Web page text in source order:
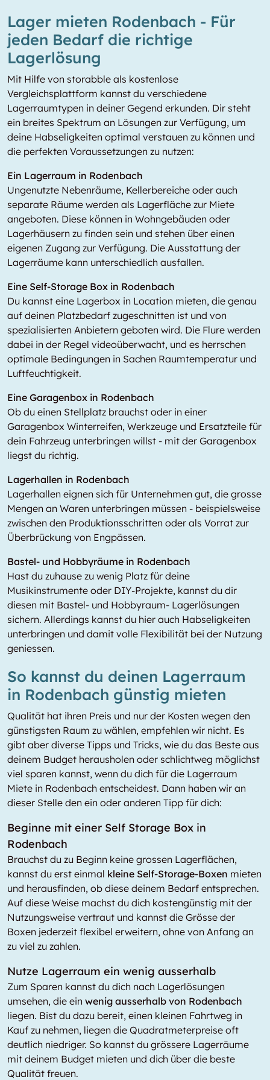
Lager mieten Rodenbach - Für
jeden Bedarf die richtige
Lagerlösung
Mit Hilfe von storabble als kostenlose
Vergleichsplattform kannst du verschiedene
Lagerraumtypen in deiner Gegend erkunden. Dir steht
ein breites Spektrum an Lösungen zur Verfügung, um
deine Habseligkeiten optimal verstauen zu können und
die perfekten Voraussetzungen zu nutzen:
Ein Lagerraum in Rodenbach
Ungenutzte Nebenräume, Kellerbereiche oder auch
separate Räume werden als Lagerfläche zur Miete
angeboten. Diese können in Wohngebäuden oder
Lagerhäusern zu finden sein und stehen über einen
eigenen Zugang zur Verfügung. Die Ausstattung der
Lagerräume kann unterschiedlich ausfallen.
Eine Self-Storage Box in Rodenbach
Du kannst eine Lagerbox in Location mieten, die genau
auf deinen Platzbedarf zugeschnitten ist und von
spezialisierten Anbietern geboten wird. Die Flure werden
dabei in der Regel videoüberwacht, und es herrschen
optimale Bedingungen in Sachen Raumtemperatur und
Luftfeuchtigkeit.
Eine Garagenbox in Rodenbach
Ob du einen Stellplatz brauchst oder in einer
Garagenbox Winterreifen, Werkzeuge und Ersatzteile für
dein Fahrzeug unterbringen willst - mit der Garagenbox
liegst du richtig.
Lagerhallen in Rodenbach
Lagerhallen eignen sich für Unternehmen gut, die grosse
Mengen an Waren unterbringen müssen - beispielsweise
zwischen den Produktionsschritten oder als Vorrat zur
Überbrückung von Engpässen.
Bastel- und Hobbyräume in Rodenbach
Hast du zuhause zu wenig Platz für deine
Musikinstrumente oder DIY-Projekte, kannst du dir
diesen mit Bastel- und Hobbyraum- Lagerlösungen
sichern. Allerdings kannst du hier auch Habseligkeiten
unterbringen und damit volle Flexibilität bei der Nutzung
geniessen.
So kannst du deinen Lagerraum
in Rodenbach günstig mieten
Qualität hat ihren Preis und nur der Kosten wegen den
günstigsten Raum zu wählen, empfehlen wir nicht. Es
gibt aber diverse Tipps und Tricks, wie du das Beste aus
deinem Budget herausholen oder schlichtweg möglichst
viel sparen kannst, wenn du dich für die Lagerraum
Miete in Rodenbach entscheidest. Dann haben wir an
dieser Stelle den ein oder anderen Tipp für dich:
Beginne mit einer Self Storage Box in
Rodenbach
Brauchst du zu Beginn keine grossen Lagerflächen,
kannst du erst einmal kleine Self-Storage-Boxen mieten
und herausfinden, ob diese deinem Bedarf entsprechen.
Auf diese Weise machst du dich kostengünstig mit der
Nutzungsweise vertraut und kannst die Grösse der
Boxen jederzeit flexibel erweitern, ohne von Anfang an
zu viel zu zahlen.
Nutze Lagerraum ein wenig ausserhalb
Zum Sparen kannst du dich nach Lagerlösungen
umsehen, die ein wenig ausserhalb von Rodenbach
liegen. Bist du dazu bereit, einen kleinen Fahrtweg in
Kauf zu nehmen, liegen die Quadratmeterpreise oft
deutlich niedriger. So kannst du grössere Lagerräume
mit deinem Budget mieten und dich über die beste
Qualität freuen.